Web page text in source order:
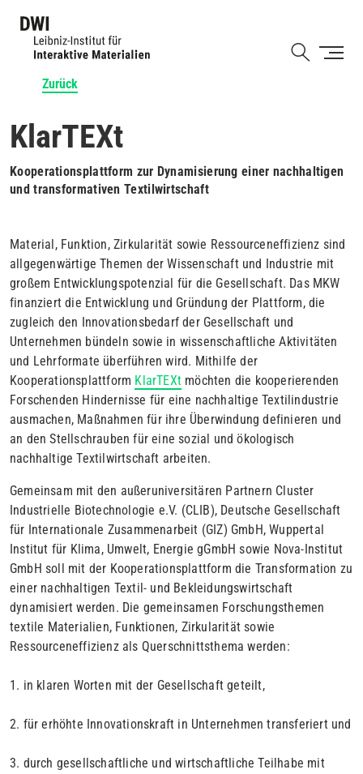
Zurück
KlarTEXt
Kooperationsplattform zur Dynamisierung einer nachhaltigen
und transformativen Textilwirtschaft
Material, Funktion, Zirkularität sowie Ressourceneffizienz sind
allgegenwärtige Themen der Wissenschaft und Industrie mit
großem Entwicklungspotenzial für die Gesellschaft. Das MKW
finanziert die Entwicklung und Gründung der Plattform, die
zugleich den Innovationsbedarf der Gesellschaft und
Unternehmen bündeln sowie in wissenschaftliche Aktivitäten
und Lehrformate überführen wird. Mithilfe der
Kooperationsplattform KlarTEXt möchten die kooperierenden
Forschenden Hindernisse für eine nachhaltige Textilindustrie
ausmachen, Maßnahmen für ihre Überwindung definieren und
an den Stellschrauben für eine sozial und ökologisch
nachhaltige Textilwirtschaft arbeiten.
Gemeinsam mit den außeruniversitären Partnern Cluster
Industrielle Biotechnologie e.V. (CLIB), Deutsche Gesellschaft
für Internationale Zusammenarbeit (GIZ) GmbH, Wuppertal
Institut für Klima, Umwelt, Energie gGmbH sowie Nova-Institut
GmbH soll mit der Kooperationsplattform die Transformation zu
einer nachhaltigen Textil- und Bekleidungswirtschaft
dynamisiert werden. Die gemeinsamen Forschungsthemen
textile Materialien, Funktionen, Zirkularität sowie
Ressourceneffizienz als Querschnittsthema werden:
1. in klaren Worten mit der Gesellschaft geteilt,
2. für erhöhte Innovationskraft in Unternehmen transferiert und
3. durch gesellschaftliche und wirtschaftliche Teilhabe mit